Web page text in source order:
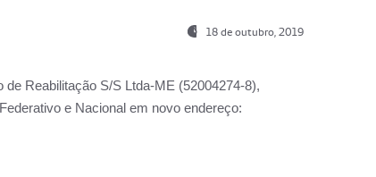
18 de outubro, 2019
de Reabilitação S/S Ltda-ME (52004274-8),
e Nacional em novo endereço: